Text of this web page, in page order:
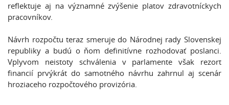
reflektuje aj na významné zvýšenie platov zdravotníckych
pracovníkov.
Návrh rozpočtu teraz smeruje do Národnej rady Slovenskej
republiky a budú o ňom definitívne rozhodovať poslanci.
Vplyvom neistoty schválenia v parlamente však rezort
financií prvýkrát do samotného návrhu zahrnul aj scenár
hroziaceho rozpočtového provizória.